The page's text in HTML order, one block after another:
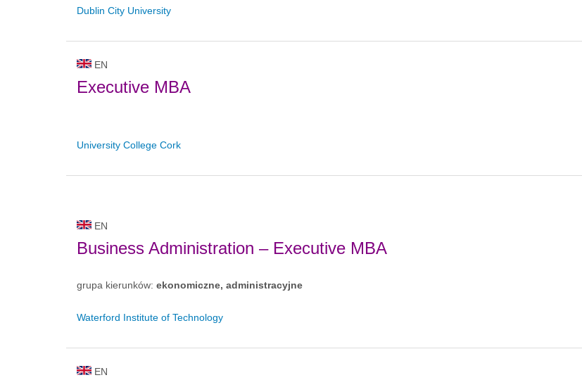
Dublin City University
EN
Executive MBA
University College Cork
EN
Business Administration – Executive MBA
grupa kierunków: ekonomiczne, administracyjne
Waterford Institute of Technology
EN